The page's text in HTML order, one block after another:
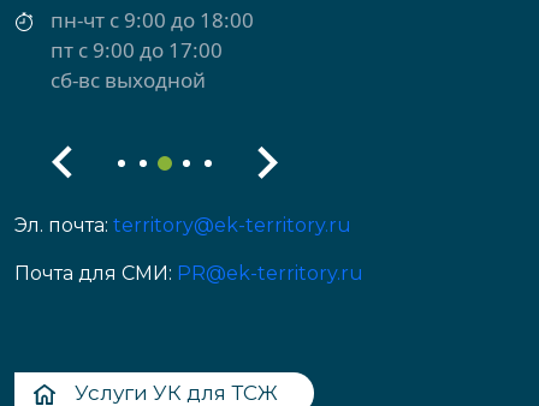
пн-чт с 9:00 до 18:00
пт с 9:00 до 17:00
сб-вс выходной
Эл. почта: territory@ek-territory.ru
Почта для СМИ: PR@ek-territory.ru
Услуги УК для ТСЖ